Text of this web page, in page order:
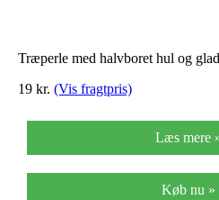
Træperle med halvboret hul og
19 kr. (Vis fragtpris)
Læs mere
Køb nu »